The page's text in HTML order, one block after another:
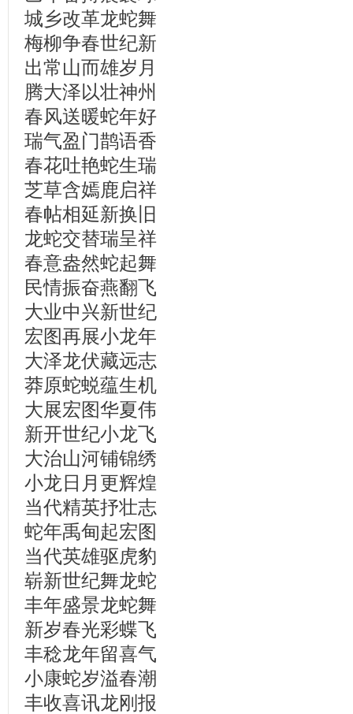
城乡改革龙蛇舞
梅柳争春世纪新
出常山而雄岁月
腾大泽以壮神州
春风送暖蛇年好
瑞气盈门鹊语香
春花吐艳蛇生瑞
芝草含嫣鹿启祥
春帖相延新换旧
龙蛇交替瑞呈祥
春意盎然蛇起舞
民情振奋燕翻飞
大业中兴新世纪
宏图再展小龙年
大泽龙伏藏远志
莽原蛇蜕蕴生机
大展宏图华夏伟
新开世纪小龙飞
大治山河铺锦绣
小龙日月更辉煌
当代精英抒壮志
蛇年禹甸起宏图
当代英雄驱虎豹
崭新世纪舞龙蛇
丰年盛景龙蛇舞
新岁春光彩蝶飞
丰稔龙年留喜气
小康蛇岁溢春潮
丰收喜讯龙刚报